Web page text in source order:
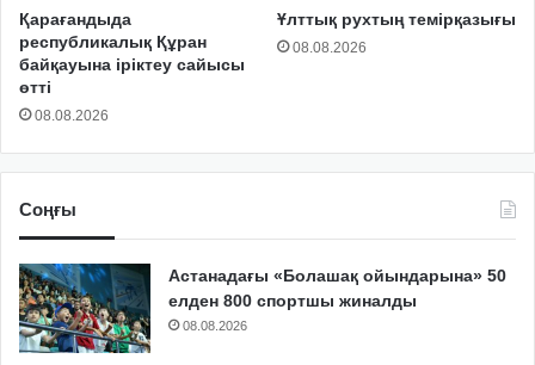
Қарағандыда
республикалық Құран
байқауына іріктеу сайысы
өтті
08.08.2026
Ұлттық рухтың темірқазығы
08.08.2026
Соңғы
Астанадағы «Болашақ ойындарына» 50
елден 800 спортшы жиналды
08.08.2026